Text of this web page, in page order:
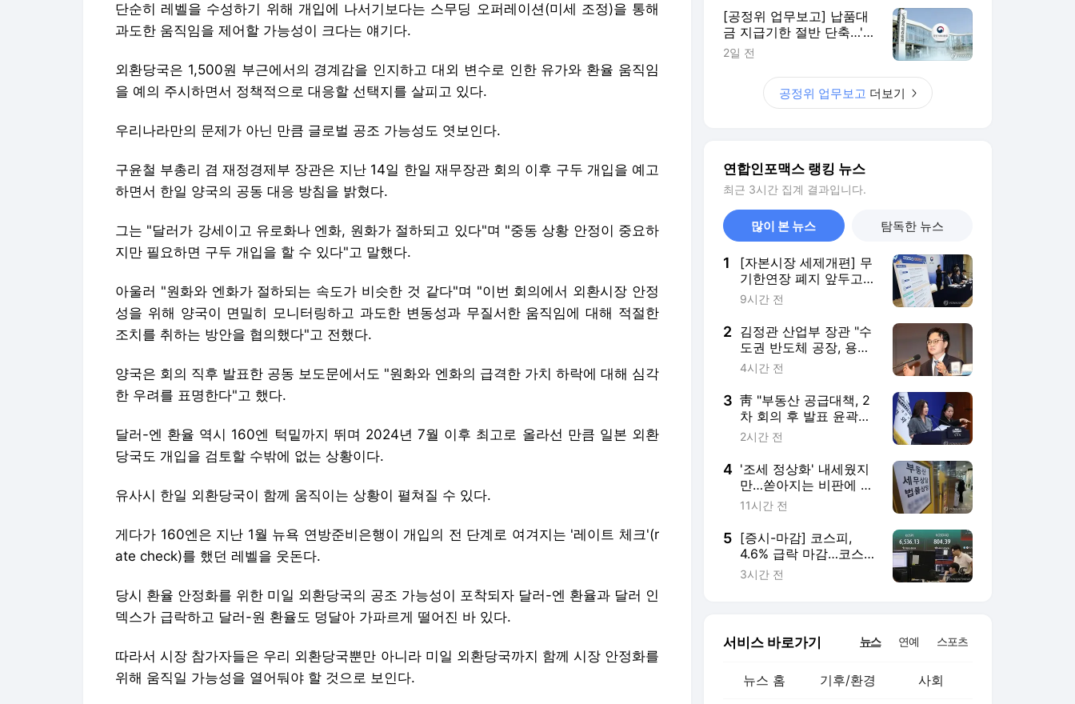
단순히 레벨을 수성하기 위해 개입에 나서기보다는 스무딩 오퍼레이션(미세 조정)을 통해
과도한 움직임을 제어할 가능성이 크다는 얘기다.
외환당국은 1,500원 부근에서의 경계감을 인지하고 대외 변수로 인한 유가와 환율 움직임
을 예의 주시하면서 정책적으로 대응할 선택지를 살피고 있다.
우리나라만의 문제가 아닌 만큼 글로벌 공조 가능성도 엿보인다.
구윤철 부총리 겸 재정경제부 장관은 지난 14일 한일 재무장관 회의 이후 구두 개입을 예고
하면서 한일 양국의 공동 대응 방침을 밝혔다.
그는 "달러가 강세이고 유로화나 엔화, 원화가 절하되고 있다"며 "중동 상황 안정이 중요하
지만 필요하면 구두 개입을 할 수 있다"고 말했다.
아울러 "원화와 엔화가 절하되는 속도가 비슷한 것 같다"며 "이번 회의에서 외환시장 안정
성을 위해 양국이 면밀히 모니터링하고 과도한 변동성과 무질서한 움직임에 대해 적절한
조치를 취하는 방안을 협의했다"고 전했다.
양국은 회의 직후 발표한 공동 보도문에서도 "원화와 엔화의 급격한 가치 하락에 대해 심각
한 우려를 표명한다"고 했다.
달러-엔 환율 역시 160엔 턱밑까지 뛰며 2024년 7월 이후 최고로 올라선 만큼 일본 외환
당국도 개입을 검토할 수밖에 없는 상황이다.
유사시 한일 외환당국이 함께 움직이는 상황이 펼쳐질 수 있다.
게다가 160엔은 지난 1월 뉴욕 연방준비은행이 개입의 전 단계로 여겨지는 '레이트 체크'(r
ate check)를 했던 레벨을 웃돈다.
당시 환율 안정화를 위한 미일 외환당국의 공조 가능성이 포착되자 달러-엔 환율과 달러 인
덱스가 급락하고 달러-원 환율도 덩달아 가파르게 떨어진 바 있다.
따라서 시장 참가자들은 우리 외환당국뿐만 아니라 미일 외환당국까지 함께 시장 안정화를
위해 움직일 가능성을 열어둬야 할 것으로 보인다.
[공정위 업무보고] 납품대
금 지급기한 절반 단축…'약
자' 협상력 키운다
2일 전
공정위 업무보고 더보기
연합인포맥스 랭킹 뉴스
최근 3시간 집계 결과입니다.
많이 본 뉴스 탐독한 뉴스
1
[자본시장 세제개편] 무
기한연장 폐지 앞두고
'ISA 9999년 막차 전쟁'
9시간 전
2 김정관 산업부 장관 "수
도권 반도체 공장, 용인
이 사실상 마지막"(종
4시간 전
3 靑 "부동산 공급대책, 2
차 회의 후 발표 윤곽…
물량·지역은 미정"
2시간 전
4 '조세 정상화' 내세웠지
만…쏟아지는 비판에 수
세 몰린 세제당국
11시간 전
5 [증시-마감] 코스피,
4.6% 급락 마감…코스닥
3주만에 800선 회복
3시간 전
서비스 바로가기 뉴스 연예 스포츠
뉴스 홈 기후/환경 사회